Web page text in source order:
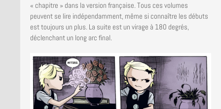
« chapitre » dans la version française. Tous ces volumes
peuvent se lire indépendamment, même si connaître les débuts
est toujours un plus. La suite est un virage à 180 degrés,
déclenchant un long arc final.